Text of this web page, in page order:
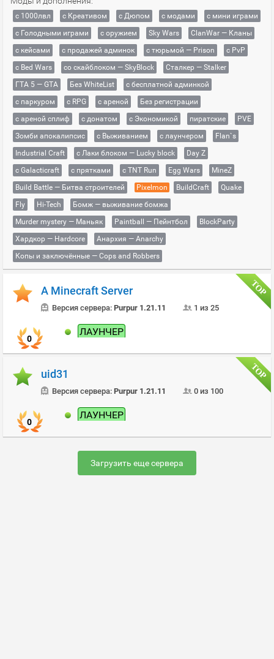
с 1000лвл c Креативом с Дюпом с модами
с мини играми
с Голодными играми
с оружием Sky Wars
ClanWar — Кланы
с кейсами
с продажей админок с тюрьмой — Prison
с PvP
с Bed Wars
со скайблоком — SkyBlock
Сталкер — Stalker
ГТА 5 — GTA
Без WhiteList
с бесплатной админкой
с паркуром
с RPG с ареной
Без регистрации
с ареной сплиф
с донатом с Экономикой пиратские
PVE
Зомби апокалипсис
с Выживанием с лаунчером
Flan`s
Industrial Craft
с Лаки блоком — Lucky block
Day Z
с Galacticraft
с прятками с TNT Run Egg Wars
MineZ
Build Battle — Битва строителей
Pixelmon BuildCraft
Quake
Fly
Hi-Tech
Бомж — выживание бомжа
Murder mystery — Маньяк
Paintball — Пейнтбол
BlockParty
Хардкор — Hardcore
Анархия — Anarchy
Копы и заключённые — Cops and Robbers
A Minecraft Server
Версия сервера: Purpur 1.21.11 1 из 25
0
ЛАУНЧЕР
uid31
Версия сервера: Purpur 1.21.11 0 из 100
0
ЛАУНЧЕР
Загрузить еще сервера